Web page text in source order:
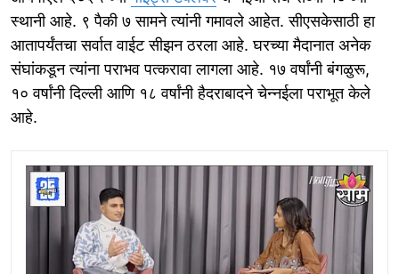
स्थानी आहे. ९ पैकी ७ सामने त्यांनी गमावले आहेत. सीएसकेसाठी हा
आतापर्यंतचा सर्वात वाईट सीझन ठरला आहे. घरच्या मैदानात अनेक
संघांकडून त्यांना पराभव पत्करावा लागला आहे. १७ वर्षांनी बंगळुरू,
१० वर्षांनी दिल्ली आणि १८ वर्षांनी हैदराबादने चेन्नईला पराभूत केले
आहे.